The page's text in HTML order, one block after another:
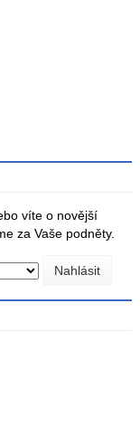
víte o novější
za Vaše podněty.